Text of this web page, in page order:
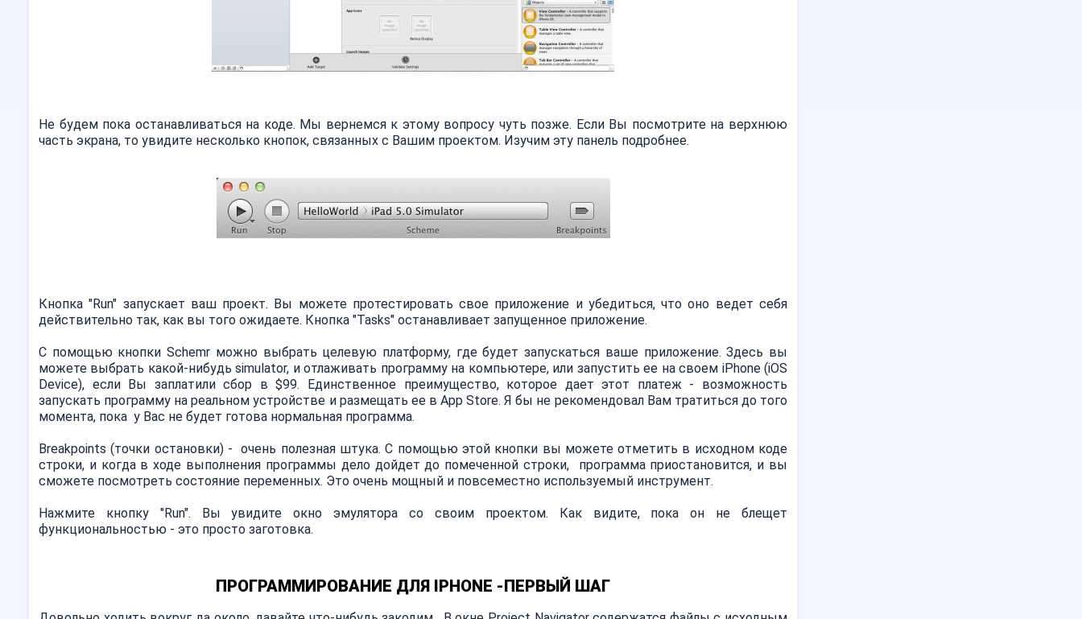
Не будем пока останавливаться на коде. Мы вернемся к этому вопросу чуть позже. Если Вы посмотрите на верхнюю
часть экрана, то увидите несколько кнопок, связанных с Вашим проектом. Изучим эту панель подробнее.
Кнопка "Run" запускает ваш проект. Вы можете протестировать свое приложение и убедиться, что оно ведет себя
действительно так, как вы того ожидаете. Кнопка "Tasks" останавливает запущенное приложение.
С помощью кнопки Schemr можно выбрать целевую платформу, где будет запускаться ваше приложение. Здесь вы
можете выбрать какой-нибудь simulator, и отлаживать программу на компьютере, или запустить ее на своем iPhone (iOS
Device), если Вы заплатили сбор в $99. Единственное преимущество, которое дает этот платеж - возможность
запускать программу на реальном устройстве и размещать ее в App Store. Я бы не рекомендовал Вам тратиться до того
момента, пока у Вас не будет готова нормальная программа.
Breakpoints (точки остановки) - очень полезная штука. С помощью этой кнопки вы можете отметить в исходном коде
строки, и когда в ходе выполнения программы дело дойдет до помеченной строки, программа приостановится, и вы
сможете посмотреть состояние переменных. Это очень мощный и повсеместно используемый инструмент.
Нажмите кнопку "Run". Вы увидите окно эмулятора со своим проектом. Как видите, пока он не блещет
функциональностью - это просто заготовка.
ПРОГРАММИРОВАНИЕ ДЛЯ IPHONE -ПЕРВЫЙ ШАГ